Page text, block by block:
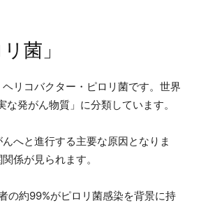
菌」
リコバクター・ピロリ菌です。世界
な発がん物質」に分類しています。
へと進行する主要な原因となりま
係が見られます。
の約99%がピロリ菌感染を背景に持